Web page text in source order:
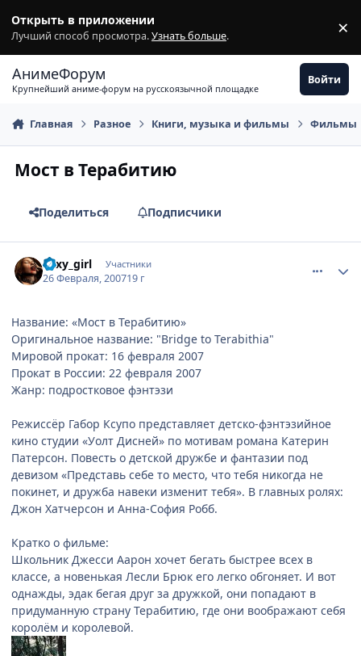
Открыть в приложении
Лучший способ просмотра.Узнать больше. ×
АнимеФорум
Крупнейший аниме-форум на русскоязычной площадке
Войти
Главная Разное Книги, музыка и фильмы Фильмы
Мост в Терабитию
Поделиться Подписчики
Sexy_girl Участники
26 Февраля, 200719 г
Название: «Мост в Терабитию»
Оригинальное название: "Bridge to Terabithia"
Мировой прокат: 16 февраля 2007
Прокат в России: 22 февраля 2007
Жанр: подростковое фэнтэзи
Режиссёр Габор Ксупо представляет детско-фэнтэзийное
кино cтудии «Уолт Дисней» по мотивам романа Катерин
Патерсон. Повесть о детской дружбе и фантазии под
девизом «Предcтавь себе то место, что тебя никогда не
покинет, и дружба навеки изменит тебя». В главных ролях:
Джон Хатчерсон и Анна-София Робб.
Кратко о фильме:
Школьник Джесси Аарон хочет бегать быстрее всех в
классе, а новенькая Лесли Брюк его легко обгоняет. И вот
однажды, эдак бегая друг за дружкой, они попадают в
придуманную страну Терабитию, где они воображают себя
королём и королевой.